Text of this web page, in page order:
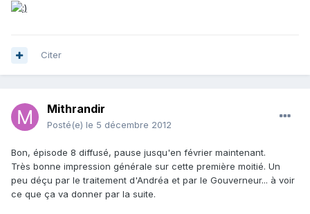
Citer
Mithrandir
Posté(e) le 5 décembre 2012
Bon, épisode 8 diffusé, pause jusqu'en février maintenant.
Très bonne impression générale sur cette première moitié. Un
peu déçu par le traitement d'Andréa et par le Gouverneur... à voir
ce que ça va donner par la suite.